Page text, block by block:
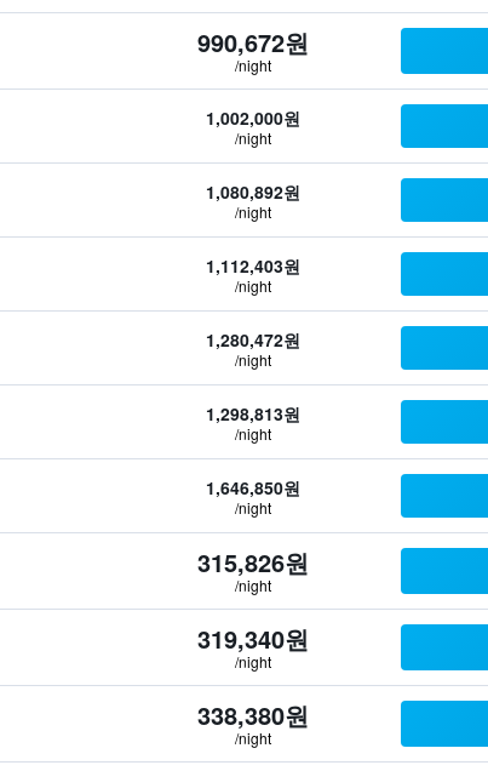
990,672원
/night
1,002,000원
/night
1,080,892원
/night
1,112,403원
/night
1,280,472원
/night
1,298,813원
/night
1,646,850원
/night
315,826원
/night
319,340원
/night
338,380원
/night